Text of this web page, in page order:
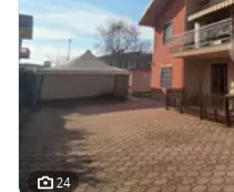
24